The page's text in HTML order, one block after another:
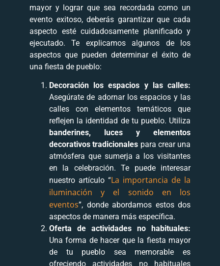
mayor y lograr que sea recordada como un
evento exitoso, deberás garantizar que cada
aspecto esté cuidadosamente planificado y
ejecutado. Te explicamos algunos de los
aspectos que pueden determinar el éxito de
una fiesta de pueblo:
Decoración los espacios y las calles:
Asegúrate de adornar los espacios y las
calles con elementos temáticos que
reflejen la identidad de tu pueblo. Utiliza
banderines, luces y elementos
decorativos tradicionales para crear una
atmósfera que sumerja a los visitantes
en la celebración. Te puede interesar
nuestro artículo “La importancia de la
iluminación y el sonido en los
eventos”, donde abordamos estos dos
aspectos de manera más específica.
Oferta de actividades no habituales:
Una forma de hacer que la fiesta mayor
de tu pueblo sea memorable es
ofreciendo actividades no habituales